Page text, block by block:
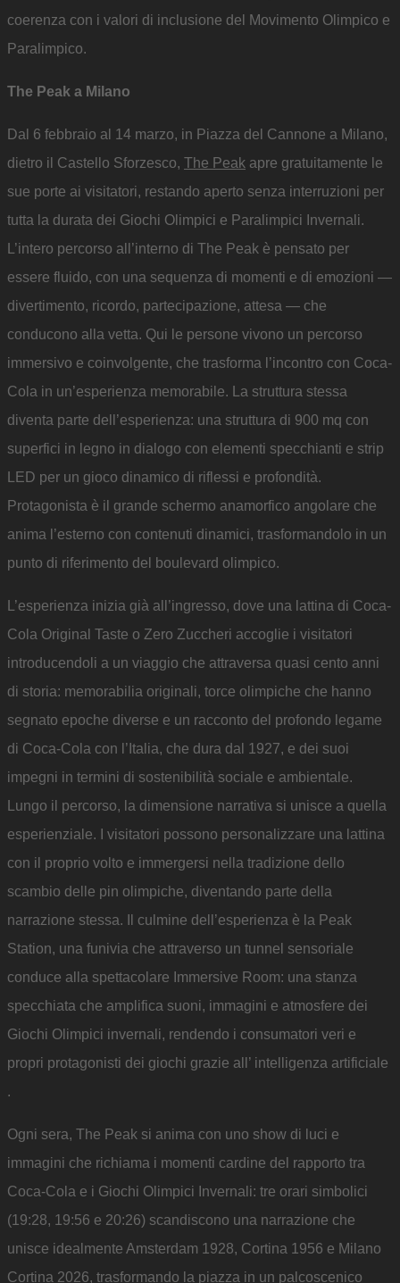
coerenza con i valori di inclusione del Movimento Olimpico e
Paralimpico.
The Peak a Milano
Dal 6 febbraio al 14 marzo, in Piazza del Cannone a Milano,
dietro il Castello Sforzesco, The Peak apre gratuitamente le
sue porte ai visitatori, restando aperto senza interruzioni per
tutta la durata dei Giochi Olimpici e Paralimpici Invernali.
L’intero percorso all’interno di The Peak è pensato per
essere fluido, con una sequenza di momenti e di emozioni —
divertimento, ricordo, partecipazione, attesa — che
conducono alla vetta. Qui le persone vivono un percorso
immersivo e coinvolgente, che trasforma l’incontro con Coca-
Cola in un’esperienza memorabile. La struttura stessa
diventa parte dell’esperienza: una struttura di 900 mq con
superfici in legno in dialogo con elementi specchianti e strip
LED per un gioco dinamico di riflessi e profondità.
Protagonista è il grande schermo anamorfico angolare che
anima l’esterno con contenuti dinamici, trasformandolo in un
punto di riferimento del boulevard olimpico.
L’esperienza inizia già all’ingresso, dove una lattina di Coca-
Cola Original Taste o Zero Zuccheri accoglie i visitatori
introducendoli a un viaggio che attraversa quasi cento anni
di storia: memorabilia originali, torce olimpiche che hanno
segnato epoche diverse e un racconto del profondo legame
di Coca-Cola con l’Italia, che dura dal 1927, e dei suoi
impegni in termini di sostenibilità sociale e ambientale.
Lungo il percorso, la dimensione narrativa si unisce a quella
esperienziale. I visitatori possono personalizzare una lattina
con il proprio volto e immergersi nella tradizione dello
scambio delle pin olimpiche, diventando parte della
narrazione stessa. Il culmine dell’esperienza è la Peak
Station, una funivia che attraverso un tunnel sensoriale
conduce alla spettacolare Immersive Room: una stanza
specchiata che amplifica suoni, immagini e atmosfere dei
Giochi Olimpici invernali, rendendo i consumatori veri e
propri protagonisti dei giochi grazie all’ intelligenza artificiale
.
Ogni sera, The Peak si anima con uno show di luci e
immagini che richiama i momenti cardine del rapporto tra
Coca-Cola e i Giochi Olimpici Invernali: tre orari simbolici
(19:28, 19:56 e 20:26) scandiscono una narrazione che
unisce idealmente Amsterdam 1928, Cortina 1956 e Milano
Cortina 2026, trasformando la piazza in un palcoscenico